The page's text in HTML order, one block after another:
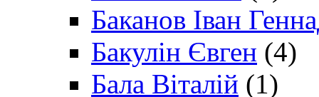
Баканов Іван
Бакулін Євген (4)
Бала Віталій (1)